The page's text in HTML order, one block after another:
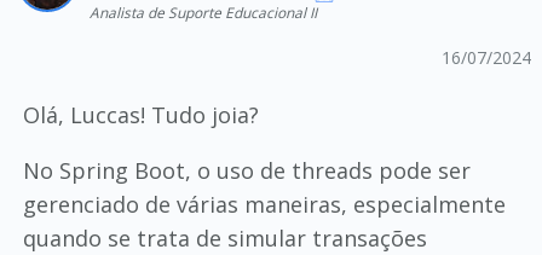
Analista de Suporte Educacional II
16/07/2024
Olá, Luccas! Tudo joia?
No Spring Boot, o uso de threads pode ser
gerenciado de várias maneiras, especialmente
quando se trata de simular transações